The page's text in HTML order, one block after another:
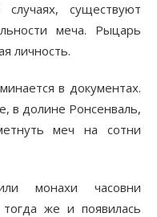
существуют
меча. Рыцарь
личность.
в документах.
в долине Ронсенваль,
меч на сотни
монахи часовни
же и появилась